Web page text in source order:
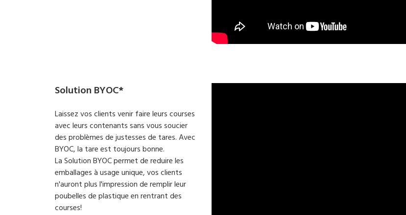
Solution BYOC*
Laissez vos clients venir faire leurs courses
avec leurs contenants sans vous soucier
des problèmes de justesses de tares. Avec
BYOC, la tare est toujours bonne.
La Solution BYOC permet de reduire les
emballages à usage unique, vos clients
n'auront plus l'impression de remplir leur
poubelles de plastique en rentrant des
courses!